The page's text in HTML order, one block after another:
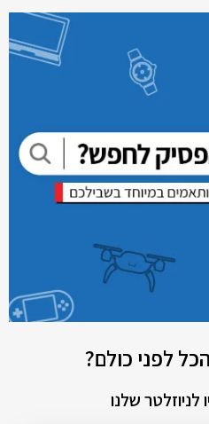
לפני כולם?
שלנו